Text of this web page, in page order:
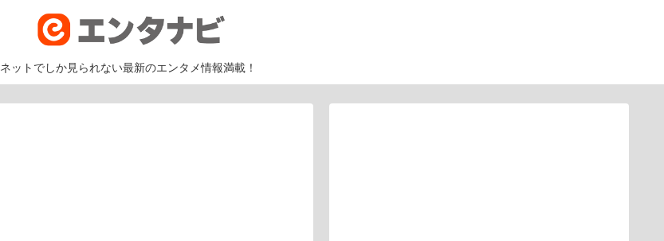
ネットでしか見られない最新のエンタメ情報満載！